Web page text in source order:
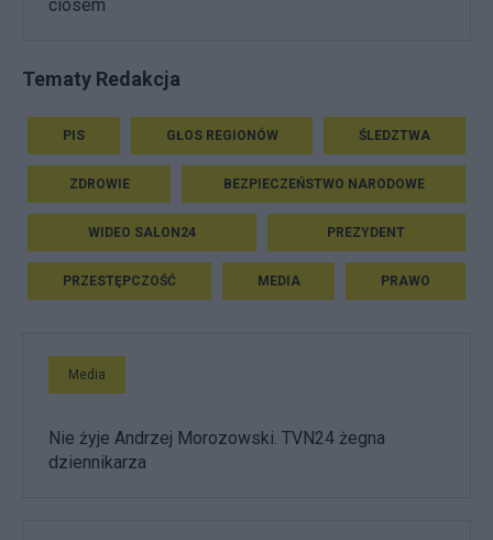
ciosem
Tematy Redakcja
PIS GŁOS REGIONÓW ŚLEDZTWA
ZDROWIE BEZPIECZEŃSTWO NARODOWE
WIDEO SALON24 PREZYDENT
PRZESTĘPCZOŚĆ MEDIA PRAWO
Media
Nie żyje Andrzej Morozowski. TVN24 żegna
dziennikarza